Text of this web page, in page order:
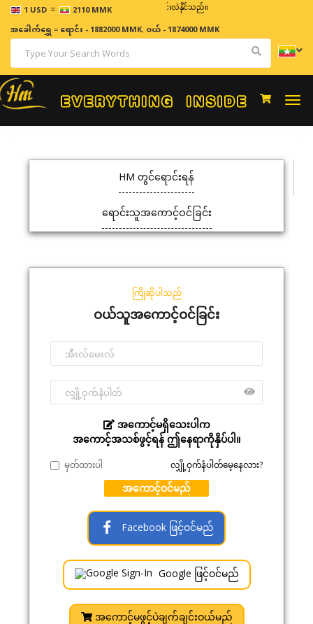
1 USD = 2110 MMK
ဈေးနှုန်းများသည် အချိန်နှင့် အမျှပြောင်းလဲနိုင်သည်။
အခေါက်ရွှေ=ရောင်း - 1882000 MMK, ဝယ် - 1874000 MMK
HM တွင်ရောင်းရန်
ရောင်းသူအကောင့်ဝင်ခြင်း
ကြိုဆိုပါသည်
ဝယ်သူအကောင့်ဝင်ခြင်း
အကောင့်မရှိသေးပါက
အကောင့်အသစ်ဖွင့်ရန် ဤနေရာကိုနှိပ်ပါ။
မှတ်ထားပါ လျှို့ဝှက်နံပါတ်မေ့နေလား?
အကောင့်ဝင်မည်
Facebook ဖြင့်ဝင်မည်
Google ဖြင့်ဝင်မည်
အကောင့်မဖွင့်ပဲချက်ချင်းဝယ်မည်